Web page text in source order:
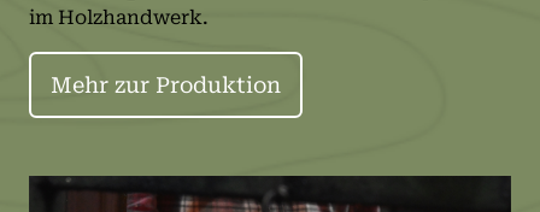
im Holzhandwerk.
Mehr zur Produktion